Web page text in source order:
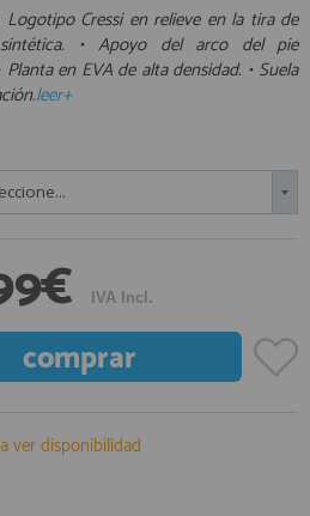
descuentos y ventajas de ser
500 Profesionales de la Náutica
Logotipo Cressi en relieve en la tira de
• Apoyo del arco del pie
en EVA de alta densidad. • Suela
leer+
IVA Incl.
ver disponibilidad